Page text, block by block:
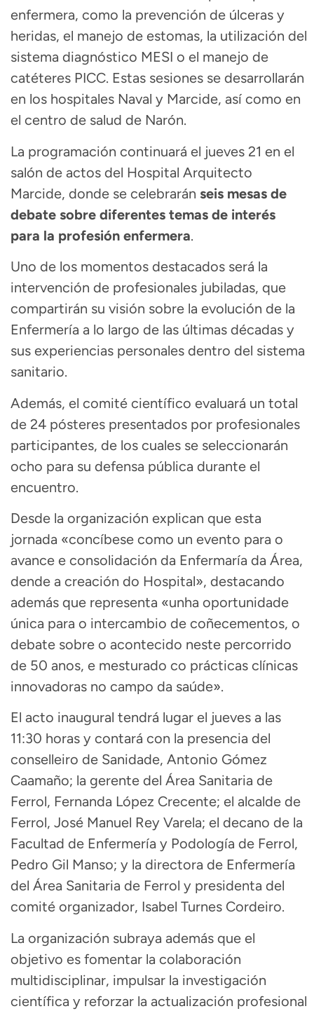
enfermera, como la prevención de úlceras y
heridas, el manejo de estomas, la utilización del
sistema diagnóstico MESI o el manejo de
catéteres PICC. Estas sesiones se desarrollarán
en los hospitales Naval y Marcide, así como en
el centro de salud de Narón.
La programación continuará el jueves 21 en el
salón de actos del Hospital Arquitecto
Marcide, donde se celebrarán seis mesas de
debate sobre diferentes temas de interés
para la profesión enfermera.
Uno de los momentos destacados será la
intervención de profesionales jubiladas, que
compartirán su visión sobre la evolución de la
Enfermería a lo largo de las últimas décadas y
sus experiencias personales dentro del sistema
sanitario.
Además, el comité científico evaluará un total
de 24 pósteres presentados por profesionales
participantes, de los cuales se seleccionarán
ocho para su defensa pública durante el
encuentro.
Desde la organización explican que esta
jornada «concíbese como un evento para o
avance e consolidación da Enfermaría da Área,
dende a creación do Hospital», destacando
además que representa «unha oportunidade
única para o intercambio de coñecementos, o
debate sobre o acontecido neste percorrido
de 50 anos, e mesturado co prácticas clínicas
innovadoras no campo da saúde».
El acto inaugural tendrá lugar el jueves a las
11:30 horas y contará con la presencia del
conselleiro de Sanidade, Antonio Gómez
Caamaño; la gerente del Área Sanitaria de
Ferrol, Fernanda López Crecente; el alcalde de
Ferrol, José Manuel Rey Varela; el decano de la
Facultad de Enfermería y Podología de Ferrol,
Pedro Gil Manso; y la directora de Enfermería
del Área Sanitaria de Ferrol y presidenta del
comité organizador, Isabel Turnes Cordeiro.
La organización subraya además que el
objetivo es fomentar la colaboración
multidisciplinar, impulsar la investigación
científica y reforzar la actualización profesional